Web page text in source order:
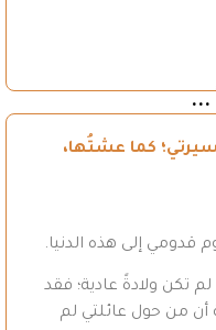
...
سيرتي؛ كما عشتُها،
تكن ولادةً عادية؛ فقد
أن من حول عائلتي لم